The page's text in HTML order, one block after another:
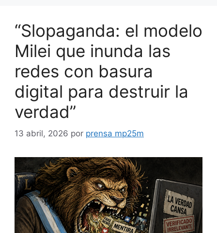
“Slopaganda: el modelo
Milei que inunda las
redes con basura
digital para destruir la
verdad”
13 abril, 2026 por prensa mp25m